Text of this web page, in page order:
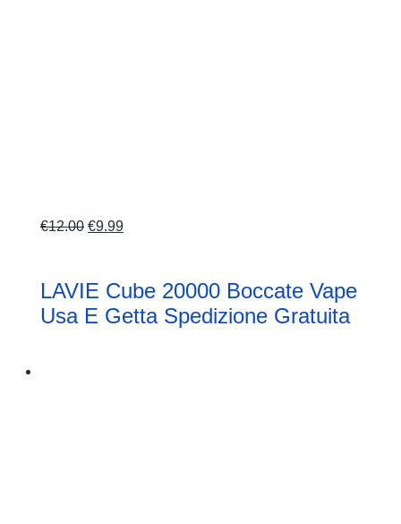
€12.00 Il
era:
€12.00.
€9.99Il
è:
€9.99.
LAVIE Cube 20000 Boccate Vape
Usa E Getta Spedizione Gratuita